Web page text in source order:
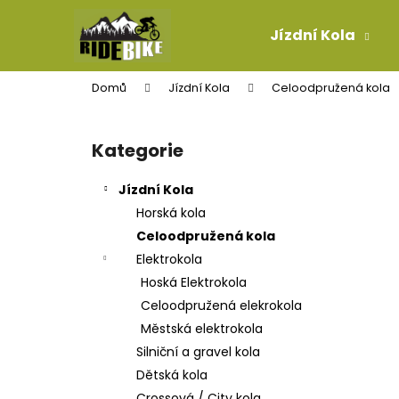
Jízdní Kola
Domů Jízdní Kola Celoodpružená kola
Přeskočit
kategorie
Kategorie
Jízdní Kola
Horská kola
Celoodpružená kola
Elektrokola
Hoská Elektrokola
Celoodpružená elekrokola
Městská elektrokola
Silniční a gravel kola
Dětská kola
í
Zpět
do
obchodu
Zpět
do
obchodu
KONCOVKA LANKA